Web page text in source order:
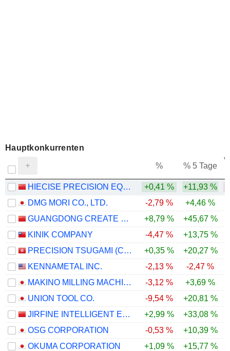
Hauptkonkurrenten
% % 5 Tage
HIECISE PRECISION EQUIPMENT CO.,LTD. +0,41 % +11,93 %
DMG MORI CO., LTD.
-2,79 % +4,46 %
GUANGDONG CREATE CENTURY INTELLIGENT EQUIPMENT GROUP CORPORATION LIMITED
+8,79 % +45,67 %
KINIK COMPANY
-4,47 % +13,75 %
PRECISION TSUGAMI (CHINA) CORPORATION LIMITED
+0,35 % +20,27 %
KENNAMETAL INC.
-2,13 % -2,47 %
MAKINO MILLING MACHINE CO., LTD.
-3,12 % +3,69 %
UNION TOOL CO.
-9,54 % +20,81 %
JIRFINE INTELLIGENT EQUIPMENT CO., LTD.
+2,99 % +33,08 %
OSG CORPORATION
-0,53 % +10,39 %
OKUMA CORPORATION
+1,09 % +15,77 %